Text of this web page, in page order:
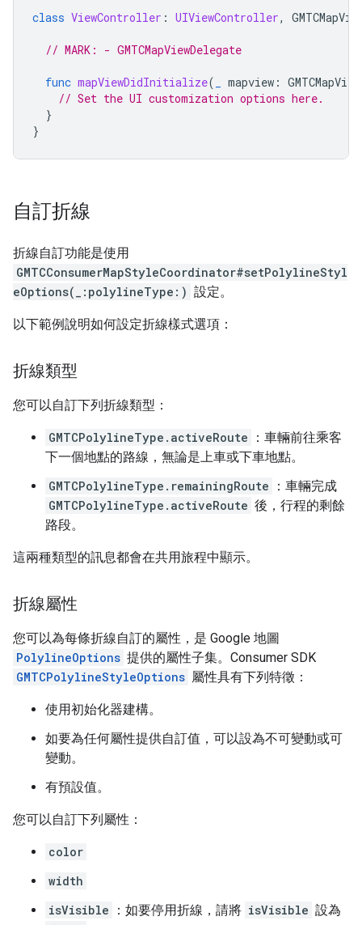
class ViewController : UIViewController,
// MARK: - GMTCMapViewDelegate
func mapViewDidInitialize( mapview : GMTCMapView
// Set the UI customization options here.
}
}
自訂折線
折線自訂功能是使用
GMTCConsumerMapStyleCoordinator#setPolylineStyl
eOptions(_:polylineType:) 設定。
以下範例說明如何設定折線樣式選項：
折線類型
您可以自訂下列折線類型：
GMTCPolylineType.activeRoute
：車輛前往乘客
下一個地點的路線，無論是上車或下車地點。
GMTCPolylineType.remainingRoute
：車輛完成
GMTCPolylineType.activeRoute 後，行程的剩餘
路段。
這兩種類型的訊息都會在共用旅程中顯示。
折線屬性
您可以為每條折線自訂的屬性，是 Google 地圖
PolylineOptions 提供的屬性子集。Consumer SDK
GMTCPolylineStyleOptions 屬性具有下列特徵：
使用初始化器建構。
如要為任何屬性提供自訂值，可以設為不可變動或可
變動。
有預設值。
您可以自訂下列屬性：
color
width
isVisible
：如要停用折線，請將 isVisible 設為